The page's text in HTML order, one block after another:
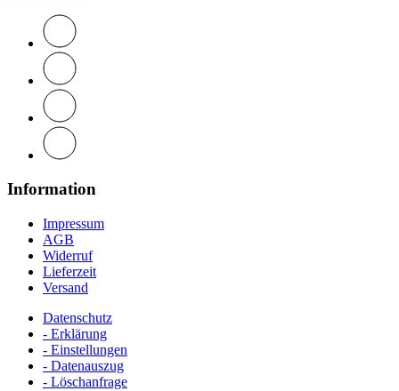
Information
Impressum
AGB
Widerruf
Lieferzeit
Versand
Datenschutz
- Erklärung
- Einstellungen
- Datenauszug
- Löschanfrage